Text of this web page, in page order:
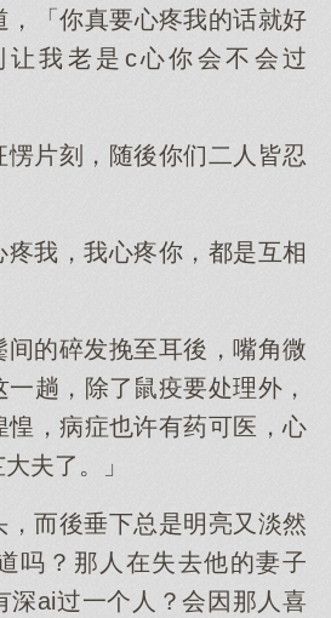
，「你真要心疼我的话就好
让我老是c心你会不会过
愣片刻，随後你们二人皆忍
疼我，我心疼你，都是互相
间的碎发挽至耳後，嘴角微
趟，除了鼠疫要处理外，
惶，病症也许有药可医，心
夫了。」
，而後垂下总是明亮又淡然
吗？那人在失去他的妻子
深ai过一个人？会因那人喜